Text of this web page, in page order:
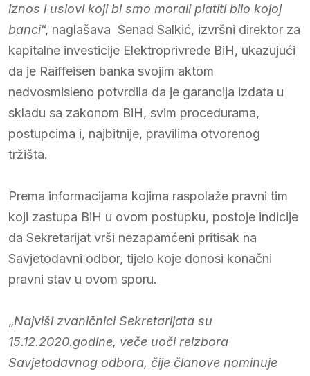
iznos i uslovi koji bi smo morali platiti bilo kojoj
banci“, naglašava Senad Salkić, izvršni direktor za
kapitalne investicije Elektroprivrede BiH, ukazujući
da je Raiffeisen banka svojim aktom
nedvosmisleno potvrdila da je garancija izdata u
skladu sa zakonom BiH, svim procedurama,
postupcima i, najbitnije, pravilima otvorenog
tržišta.
Prema informacijama kojima raspolaže pravni tim
koji zastupa BiH u ovom postupku, postoje indicije
da Sekretarijat vrši nezapamćeni pritisak na
Savjetodavni odbor, tijelo koje donosi konačni
pravni stav u ovom sporu.
„Najviši zvaničnici Sekretarijata su
15.12.2020.godine, veče uoči reizbora
Savjetodavnog odbora, čije članove nominuje